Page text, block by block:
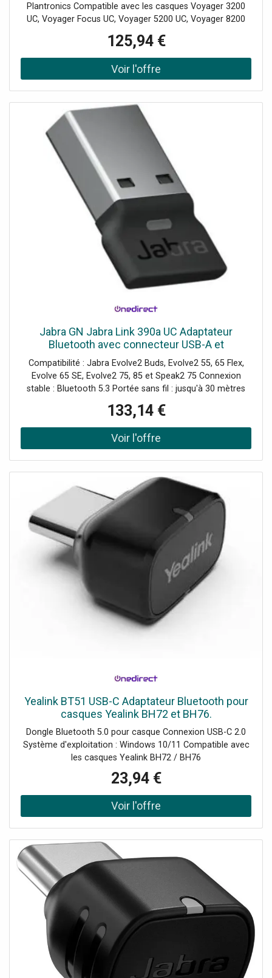
Plantronics Compatible avec les casques Voyager 3200
UC, Voyager Focus UC, Voyager 5200 UC, Voyager 8200
et Mac Excellente qualité sonore en communication et
pour la musique
125,94 €
Jabra GN Jabra Link 390a UC Adaptateur
Bluetooth avec connecteur USB-A et
optimisation UC conçu pour offrir une
connexion stable entre votre PC et votre
casque
Compatibilité : Jabra Evolve2 Buds, Evolve2 55, 65 Flex,
Evolve 65 SE, Evolve2 75, 85 et Speak2 75 Connexion
stable : Bluetooth 5.3 Portée sans fil : jusqu'à 30 mètres
UC : compatible toutes plateformes
133,14 €
Yealink BT51 USB-C Adaptateur Bluetooth pour
casques Yealink BH72 et BH76.
Dongle Bluetooth 5.0 pour casque Connexion USB-C 2.0
Système d'exploitation : Windows 10/11 Compatible avec
les casques Yealink BH72 / BH76
23,94 €